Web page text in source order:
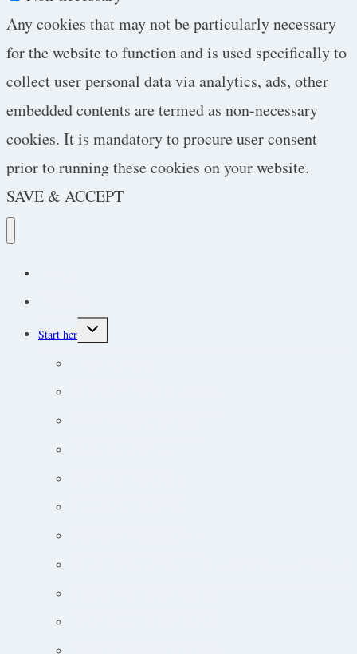
Any cookies that may not be particularly necessary
for the website to function and is used specifically to
collect user personal data via analytics, ads, other
embedded contents are termed as non-necessary
cookies. It is mandatory to procure user consent
prior to running these cookies on your website.
SAVE & ACCEPT
Start her
Toggle